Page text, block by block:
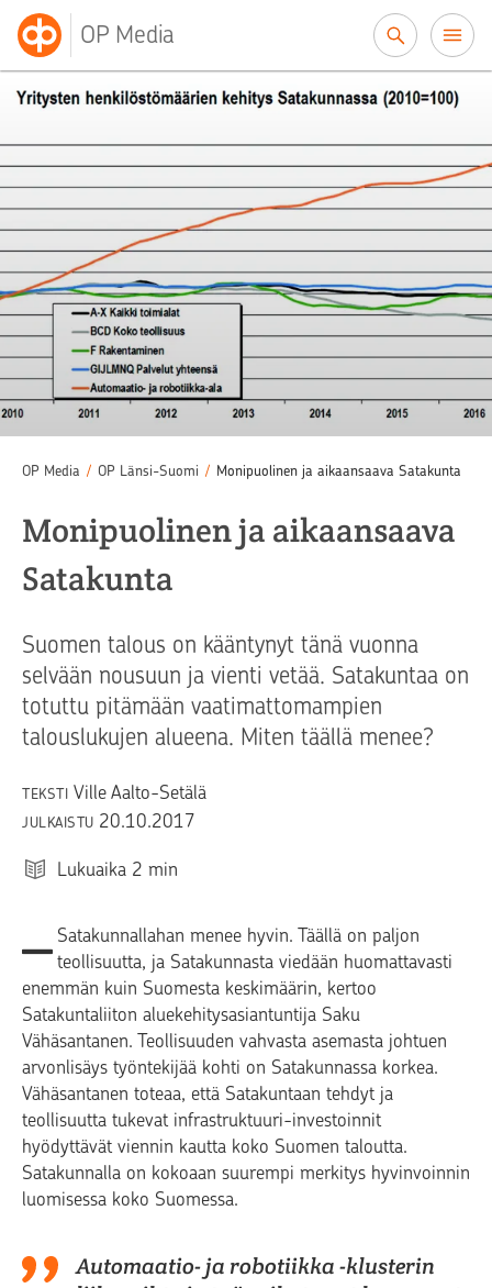
OP Media
OP Media / OP Länsi-Suomi / Monipuolinen ja aikaansaava Satakunta
Monipuolinen ja aikaansaava
Satakunta
Suomen talous on kääntynyt tänä vuonna
selvään nousuun ja vienti vetää. Satakuntaa on
totuttu pitämään vaatimattomampien
talouslukujen alueena. Miten täällä menee?
TEKSTI Ville Aalto-Setälä
JULKAISTU 20.10.2017
Lukuaika 2 min
– Satakunnallahan menee hyvin. Täällä on paljon
teollisuutta, ja Satakunnasta viedään huomattavasti
enemmän kuin Suomesta keskimäärin, kertoo
Satakuntaliiton aluekehitysasiantuntija Saku
Vähäsantanen. Teollisuuden vahvasta asemasta johtuen
arvonlisäys työntekijää kohti on Satakunnassa korkea.
Vähäsantanen toteaa, että Satakuntaan tehdyt ja
teollisuutta tukevat infrastruktuuri-investoinnit
hyödyttävät viennin kautta koko Suomen taloutta.
Satakunnalla on kokoaan suurempi merkitys hyvinvoinnin
luomisessa koko Suomessa.
Automaatio- ja robotiikka -klusterin